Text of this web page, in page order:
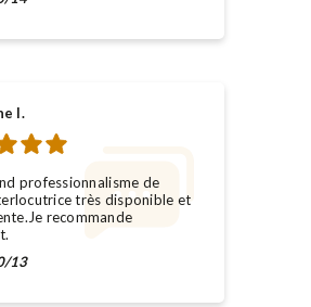
l.
professionnalisme de
très disponible et
recommande
13